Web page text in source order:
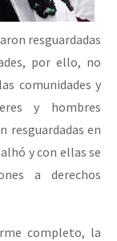
resguardadas
por ello, no
comunidades y
y hombres
resguardadas en
y con ellas se
a derechos
completo, la